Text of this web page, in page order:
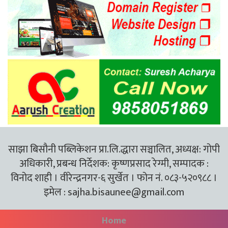
साझा बिसौनी पब्लिकेशन प्रा.लि.द्धारा सञ्चालित, अध्यक्ष: गोपी
अधिकारी, प्रबन्ध निर्देशक: कृष्णप्रसाद रेग्मी, सम्पादक :
विनोद शाही । वीरेन्द्रनगर-६ सुर्खेत । फोन नं. ०८३-५२०९८८ ।
इमेल :sajha.bisaunee@gmail.com
Home